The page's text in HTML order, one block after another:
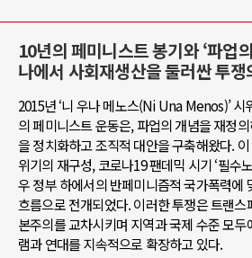
10년의 페미니스트 봉기와 ‘파업
나에서 사회재생산을 둘러싼 투
2015년 ‘니 우나 메노스(Ni Una Menos)’
의 페미니스트 운동은, 파업의 개념을 재정
을 정치화하고 조직적 대안을 구축해왔다.
위기의 재구성, 코로나19 팬데믹 시기 ‘필수
우 정부 하에서의 반페미니즘적 국가폭력에
흐름으로 전개되었다. 이러한 투쟁은 트랜
본주의를 교차시키며 지역과 국제 수준 모
램과 연대를 지속적으로 확장하고 있다.